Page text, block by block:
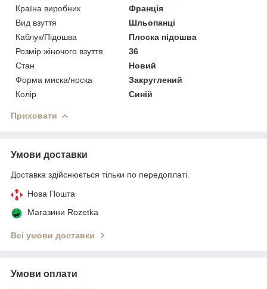
Країна виробник
Франція
Вид взуття
Шльопанці
Каблук/Підошва
Плоска підошва
Розмір жіночого взуття
36
Стан
Новий
Форма миска/носка
Закруглений
Колір
Синій
Приховати
Умови доставки
Доставка здійснюється тільки по передоплаті.
Нова Пошта
Магазини Rozetka
Всі умови доставки
Умови оплати